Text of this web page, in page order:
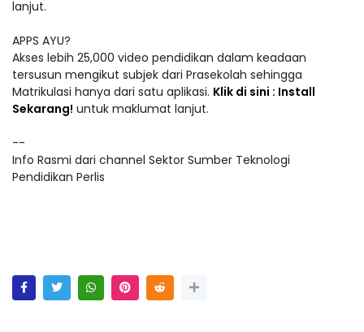
lanjut.
APPS AYU?
Akses lebih 25,000 video pendidikan dalam keadaan
tersusun mengikut subjek dari Prasekolah sehingga
Matrikulasi hanya dari satu aplikasi. Klik di sini : Install
Sekarang! untuk maklumat lanjut.
--
Info Rasmi dari channel Sektor Sumber Teknologi
Pendidikan Perlis